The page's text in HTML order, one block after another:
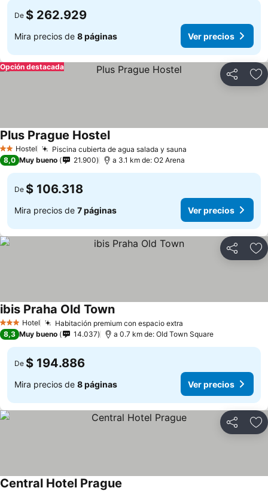
De $ 262.929
Mira precios de 8 páginas Ver precios
Compartir
Opción destacada
2 Estrellas
Hostel Piscina cubierta de agua salada y sauna
Plus Prague HostelVer precios
8,0 Muy bueno 21.900 a 3.1 km de: O2 Arena
De $ 106.318
Mira precios de 7 páginas Ver precios
Compartir
3 Estrellas
Hotel Habitación premium con espacio extra
ibis Praha Old TownVer precios
8,3 Muy bueno 14.037 a 0.7 km de: Old Town Square
De $ 194.886
Mira precios de 8 páginas Ver precios
Compartir
Central Hotel Prague